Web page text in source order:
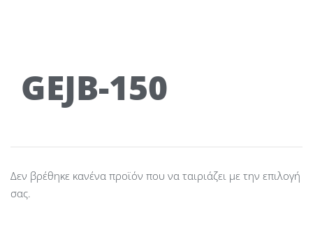
GEJB-150
Δεν βρέθηκε κανένα προϊόν που να ταιριάζει με την επιλογή
σας.